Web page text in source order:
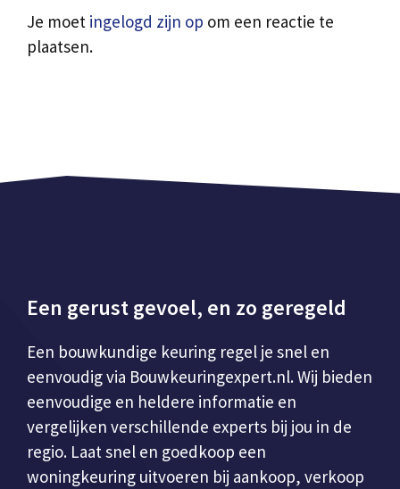
Je moet ingelogd zijn op om een reactie te
plaatsen.
Een gerust gevoel, en zo geregeld
Een bouwkundige keuring regel je snel en
eenvoudig via Bouwkeuringexpert.nl. Wij bieden
eenvoudige en heldere informatie en
vergelijken verschillende experts bij jou in de
regio. Laat snel en goedkoop een
woningkeuring uitvoeren bij aankoop, verkoop